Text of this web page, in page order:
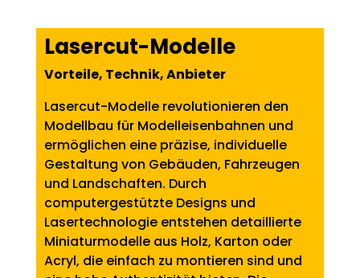
Lasercut-Modelle
Vorteile, Technik, Anbieter
Lasercut-Modelle revolutionieren den
Modellbau für Modelleisenbahnen und
ermöglichen eine präzise, individuelle
Gestaltung von Gebäuden, Fahrzeugen
und Landschaften. Durch
computergestützte Designs und
Lasertechnologie entstehen detaillierte
Miniaturmodelle aus Holz, Karton oder
Acryl, die einfach zu montieren sind und